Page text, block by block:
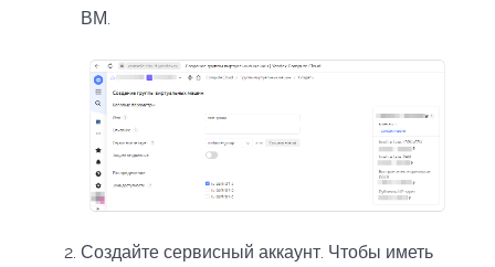
ВМ.
Создайте сервисный аккаунт. Чтобы иметь